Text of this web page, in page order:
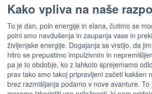
Kako vpliva na naše
To je dan, poln energije in elana, čutimo se
polni smo navdušenja in zaupanja vase in
življenjske energije. Dogajanja se vrstijo, da
hitro se prepustimo impulzivnim in
pa je to obdobje, ko z lahkoto sprejemamo
prav tako smo takoj pripravljeni začeti kakšen
brez razmišljanja podamo v nove avanture. To